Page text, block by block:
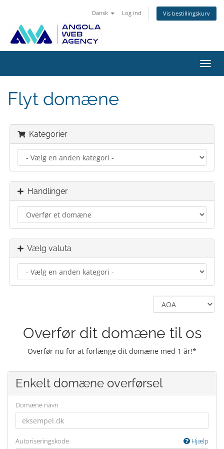
Dansk Log ind Vis bestillingskurv
Skift
Flyt domæne
Kategorier
Handlinger
Vælg valuta
Overfør dit domæne til os
Overfør nu for at forlænge dit domæne med 1 år!*
Enkelt domæne overførsel
Domæne navn
Autoriseringskode Hjælp